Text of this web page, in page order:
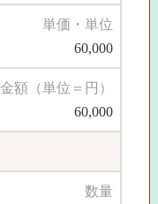
単価・単位
60,000
金額（単位＝円）
60,000
数量